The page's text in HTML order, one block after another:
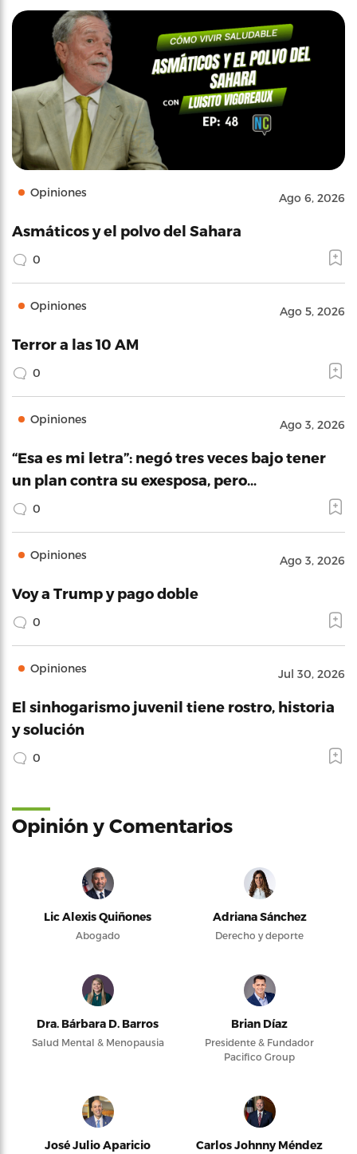
Opiniones Ago 6, 2026
Asmáticos y el polvo del Sahara
0
Opiniones Ago 5, 2026
Terror a las 10 AM
0
Opiniones Ago 3, 2026
“Esa es mi letra”: negó tres veces bajo tener
un plan contra su exesposa, pero…
0
Opiniones Ago 3, 2026
Voy a Trump y pago doble
0
Opiniones Jul 30, 2026
El sinhogarismo juvenil tiene rostro, historia
y solución
0
Opinión y Comentarios
Lic Alexis Quiñones
Abogado
Adriana Sánchez
Derecho y deporte
Dra. Bárbara D. Barros
Salud Mental & Menopausia
Brian Díaz
Presidente & Fundador
Pacifico Group
José Julio Aparicio Carlos Johnny Méndez